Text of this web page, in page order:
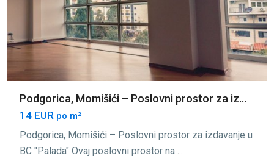
Podgorica, Momišići – Poslovni prostor za iz...
14 EUR po m²
Podgorica, Momišići – Poslovni prostor za izdavanje u
BC "Palada" Ovaj poslovni prostor na ...